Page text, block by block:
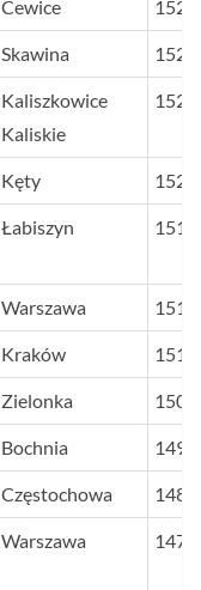
Cewice 1527
Skawina 1524
Kaliszkowice
Kaliskie
1524
Kęty 1520
Łabiszyn 1517
Warszawa 1515
Kraków 1510
Zielonka 1506
Bochnia 1491
Częstochowa 1485
Warszawa 1478